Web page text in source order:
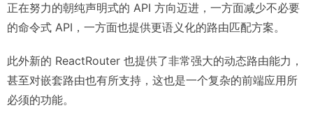
正在努力的朝纯声明式的 API 方向迈进，一方面减少不必要
的命令式 API，一方面也提供更语义化的路由匹配方案。
此外新的 ReactRouter 也提供了非常强大的动态路由能力，
甚至对嵌套路由也有所支持，这也是一个复杂的前端应用所
必须的功能。